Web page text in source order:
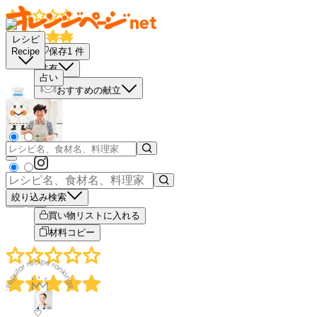
レシピ
Recipe
占い
絞り込み検索
保存1 件
共有
おすすめの献立
－
＋
買い物リストに入れる
材料コピー